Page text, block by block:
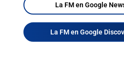
La FM en Google
La FM en Google